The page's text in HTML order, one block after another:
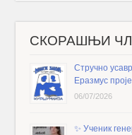
СКОРАШЊИ
Стручно
Еразмус
06/07/2026
✨️ Ученик